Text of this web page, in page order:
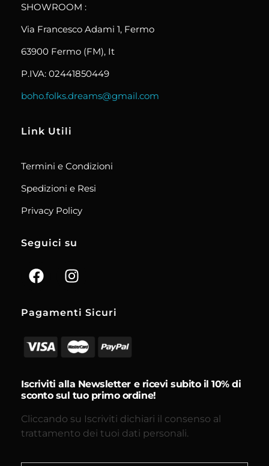
SHOWROOM :
Via Francesco Adami 1, Fermo
63900 Fermo (FM), It
P.IVA: 02441850449
boho.folks.dreams@gmail.com
Link Utili
Termini e Condizioni
Spedizioni e Resi
Privacy Policy
Seguici su
Pagamenti Sicuri
Iscriviti alla Newsletter e ricevi subito il 10% di
sconto sul tuo primo ordine!
Cliccando su Iscriviti dichiari il consenso al
trattamento dei tuoi dati personali.